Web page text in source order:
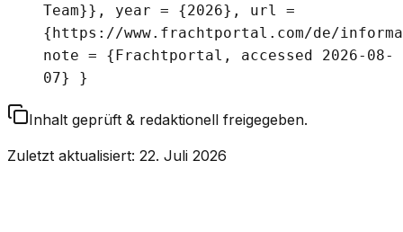
Team}}, year = {2026}, url =
{https://www.frachtportal.com/de/
note = {Frachtportal, accessed 2026-08-
07} }
Inhalt geprüft & redaktionell freigegeben.
Zuletzt aktualisiert: 22. Juli 2026